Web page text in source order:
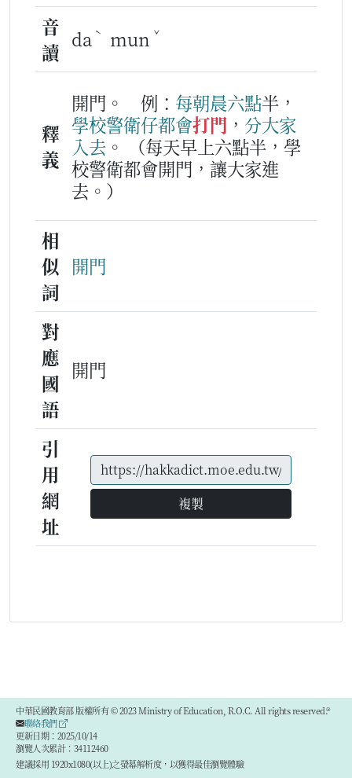
音
讀
da ˋ mun ˇ
釋
義
開門。 例： 每朝晨六點半，
學校警衛仔都會打門 ， 分大家
入去 。
（每天早上六點半，學
校警衛都會開門，讓大家進
去。）
相
似
詞
開門
對
應
國
語
開門
引
用
網
址
複製
中華民國教育部 版權所有 © 2023 Ministry of Education, R.O.C. All rights reserved.®
聯絡我們
更新日期：2025/10/14
瀏覽人次累計：34112460
建議採用 1920x1080(以上)之螢幕解析度，以獲得最佳瀏覽體驗